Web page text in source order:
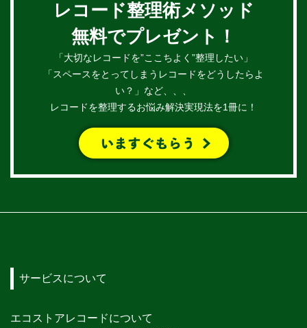
レコード整理術メソッド
無料でプレゼント！
「大切なレコードを”ここちよく”整理したい」
「スペースをとってしまうレコードをどうしたらよ
い？」など、、、
レコードを整理するお悩み解決実現法を1冊に！
サービスについて
エコストアレコードについて